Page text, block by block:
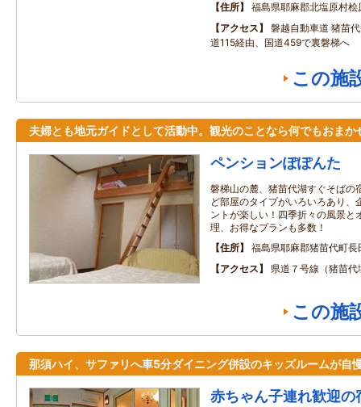
住所
福島県耶麻郡北塩原村
アクセス
磐越自動車道 猪苗
道115経由、国道459で裏磐梯へ
この施
夫婦とも地元ガイドとして活動中。観光のことなら何でもおまか
ペンションぽぽんた
磐梯山の麓、猪苗代湖すぐそばの
ど部屋のタイプがいろいろあり、
ントが楽しい！四季折々の風景と
理、お得なプランも多数！
住所
福島県耶麻郡猪苗代町
アクセス
県道７号線（猪苗
この施
那須ハイ、サファリへ車5分ダイニング併設のキッズルームが自
赤ちゃん子連れ歓迎